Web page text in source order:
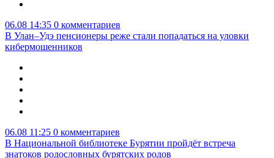
06.08 14:35 0 комментариев
В Улан–Удэ пенсионеры реже стали попадаться на уловки
кибермошенников
06.08 11:25 0 комментариев
В Национальной библиотеке Бурятии пройдёт встреча
знатоков родословных бурятских родов